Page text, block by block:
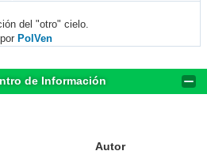
del "otro" cielo.
por PolVen
de Información
Autor